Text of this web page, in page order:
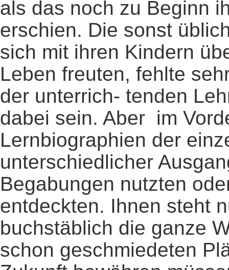
als das noch zu Beginn
erschien. Die sonst
sich mit ihren Kindern
Leben freuten, fehlte
der unterrich- tenden
dabei sein. Aber im
Lernbiographien der
unterschiedlicher
Begabungen nutzten
entdeckten. Ihnen steht
buchstäblich die ganze
schon geschmiedeten